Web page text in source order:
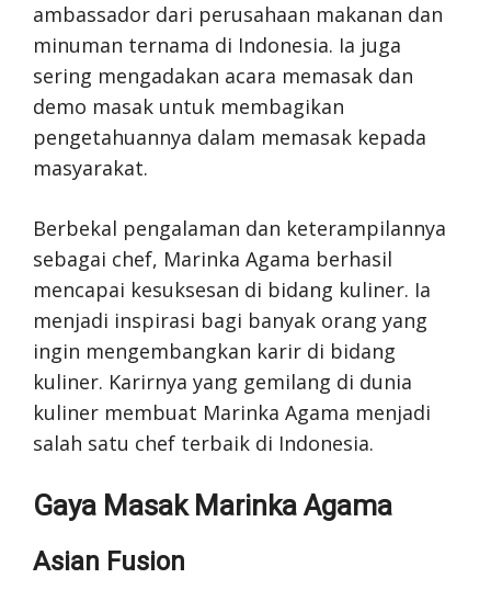
ambassador dari perusahaan makanan dan
minuman ternama di Indonesia. Ia juga
sering mengadakan acara memasak dan
demo masak untuk membagikan
pengetahuannya dalam memasak kepada
masyarakat.
Berbekal pengalaman dan keterampilannya
sebagai chef, Marinka Agama berhasil
mencapai kesuksesan di bidang kuliner. Ia
menjadi inspirasi bagi banyak orang yang
ingin mengembangkan karir di bidang
kuliner. Karirnya yang gemilang di dunia
kuliner membuat Marinka Agama menjadi
salah satu chef terbaik di Indonesia.
Gaya Masak Marinka Agama
Asian Fusion